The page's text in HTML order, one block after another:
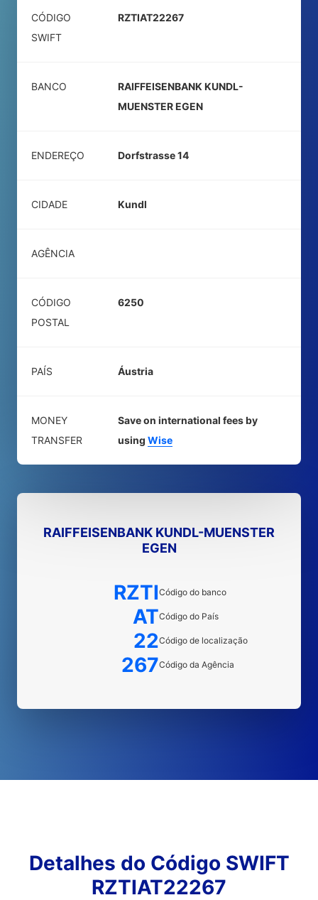
CÓDIGO
SWIFT
RZTIAT22267
BANCO
RAIFFEISENBANK KUNDL-
MUENSTER EGEN
ENDEREÇO Dorfstrasse 14
CIDADE Kundl
AGÊNCIA
CÓDIGO
POSTAL
6250
PAÍS Áustria
MONEY
TRANSFER
Save on international fees by
using Wise
RAIFFEISENBANK KUNDL-MUENSTER
EGEN
RZTICódigo do banco
ATCódigo do País
22Código de localização
267Código da Agência
Detalhes do Código SWIFT
RZTIAT22267